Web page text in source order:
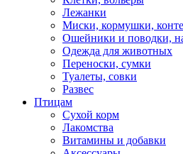
Лежанки
Миски, кормушки,
Ошейники и поводки,
Одежда для животных
Переноски, сумки
Туалеты, совки
Развес
Птицам
Сухой корм
Лакомства
Витамины и добавки